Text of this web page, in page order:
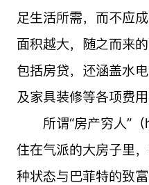
足生活所需，而不应
面积越大，随之而来
包括房贷，还涵盖水
及家具装修等各项费用
所谓“房产穷人”（
住在气派的大房子里
种状态与巴菲特的致